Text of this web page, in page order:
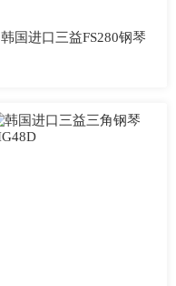
韩国进口三益FS280钢琴